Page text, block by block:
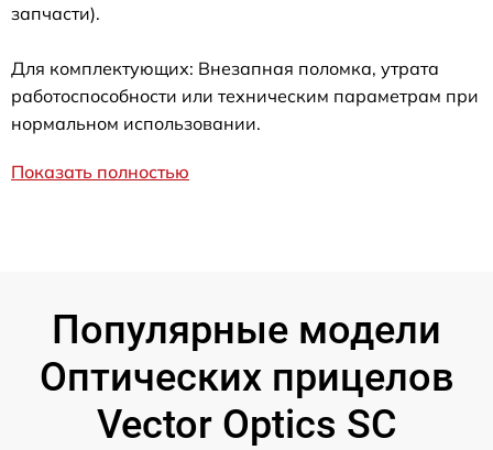
запчасти).
Для комплектующих: Внезапная поломка, утрата
работоспособности или техническим параметрам при
нормальном использовании.
Показать полностью
Популярные модели
Оптических прицелов
Vector Optics SC